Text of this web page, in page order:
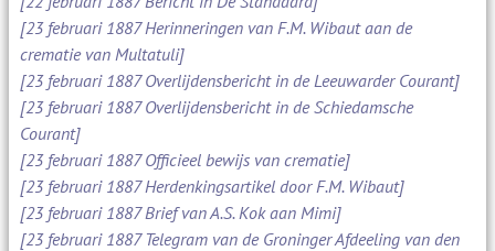
[23 februari 1887 Herinneringen van F.M. Wibaut aan de
crematie van Multatuli]
[23 februari 1887 Overlijdensbericht in de Leeuwarder Courant]
[23 februari 1887 Overlijdensbericht in de Schiedamsche
Courant]
[23 februari 1887 Officieel bewijs van crematie]
[23 februari 1887 Herdenkingsartikel door F.M. Wibaut]
[23 februari 1887 Brief van A.S. Kok aan Mimi]
[23 februari 1887 Telegram van de Groninger Afdeeling van den